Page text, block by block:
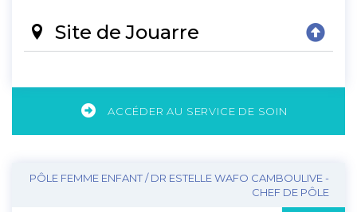
Site de Jouarre
ACCÉDER AU SERVICE DE SOIN
PÔLE FEMME ENFANT / DR ESTELLE WAFO CAMBOULIVE -
CHEF DE PÔLE